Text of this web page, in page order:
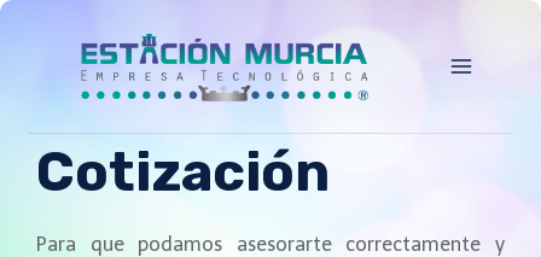
Cotización
Para que podamos asesorarte correctamente y